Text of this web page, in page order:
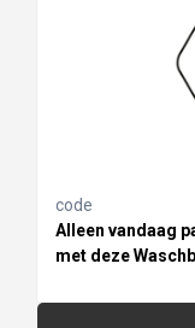
code
Alleen vandaag
met deze